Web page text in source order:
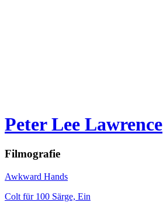
Peter Lee Lawrence
Filmografie
Awkward Hands
Colt für 100 Särge, Ein